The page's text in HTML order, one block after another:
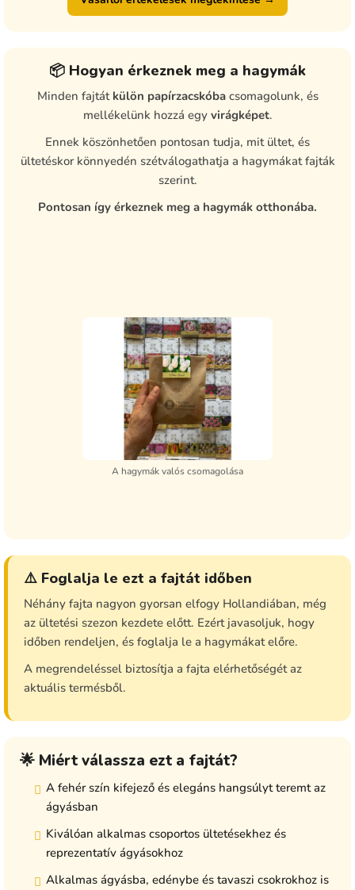
📦 Hogyan érkeznek meg a hagymák
Minden fajtát külön papírzacskóbacsomagolunk, és
mellékelünk hozzá egy virágképet.
Ennek köszönhetően pontosan tudja, mit ültet, és
ültetéskor könnyedén szétválogathatja a hagymákat fajták
szerint.
Pontosan így érkeznek meg a hagymák otthonába.
A hagymák valós csomagolása
⚠️ Foglalja le ezt a fajtát időben
Néhány fajta nagyon gyorsan elfogy Hollandiában, még
az ültetési szezon kezdete előtt. Ezért javasoljuk, hogy
időben rendeljen, és foglalja le a hagymákat előre.
A megrendeléssel biztosítja a fajta elérhetőségét az
aktuális termésből.
🌟 Miért válassza ezt a fajtát?
A fehér szín kifejező és elegáns hangsúlyt teremt az
ágyásban
Kiválóan alkalmas csoportos ültetésekhez és
reprezentatív ágyásokhoz
Alkalmas ágyásba, edénybe és tavaszi csokrokhoz is